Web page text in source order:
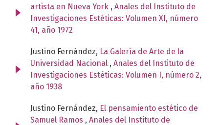
artista en Nueva York , Anales del Instituto de
Investigaciones Estéticas: Volumen XI, número
41, año 1972
Justino Fernández, La Galería de Arte de la
Universidad Nacional , Anales del Instituto de
Investigaciones Estéticas: Volumen I, número 2,
año 1938
Justino Fernández, El pensamiento estético de
Samuel Ramos , Anales del Instituto de